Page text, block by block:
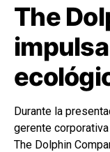
The
Durante la
gerente
The Dolphin